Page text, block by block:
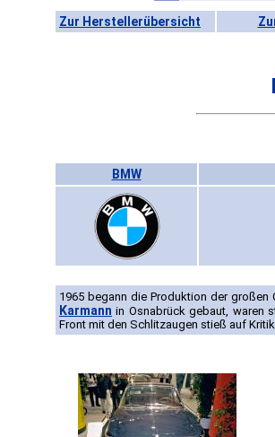
Zur Herstellerübersicht
BMW
1965 begann die Produktion der großen
Karmann in Osnabrück gebaut, waren
Front mit den Schlitzaugen stieß auf